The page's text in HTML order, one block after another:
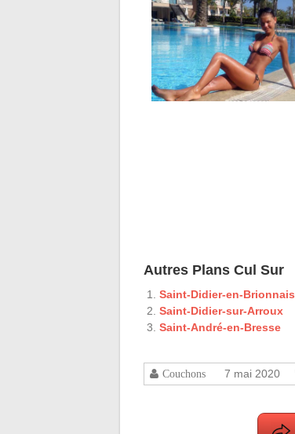
Autres Plans Cul Sur
Saint-Didier-en-Brionnais
Saint-Didier-sur-Arroux
Saint-André-en-Bresse
Couchons 7 mai 2020